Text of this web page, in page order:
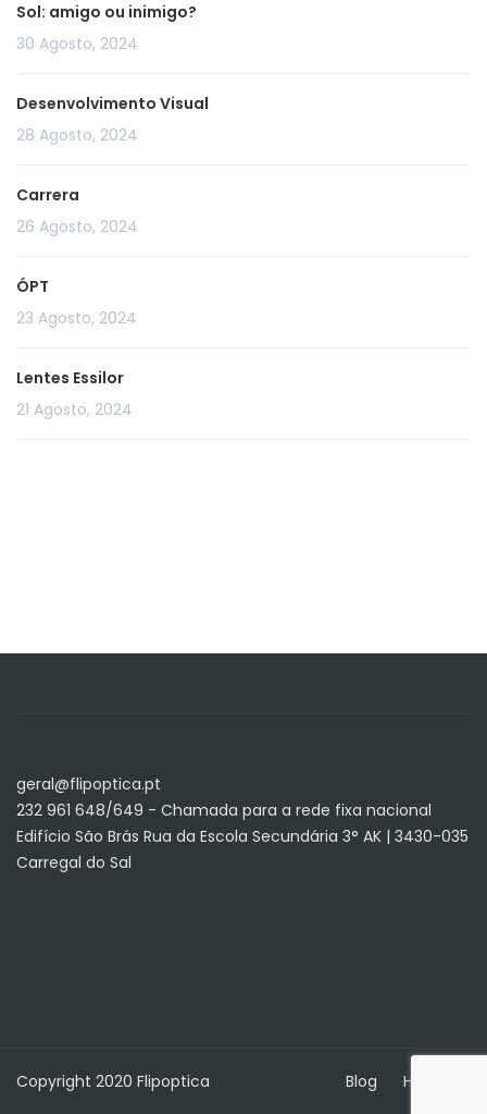
Sol: amigo ou inimigo?
30 Agosto, 2024
Desenvolvimento Visual
28 Agosto, 2024
Carrera
26 Agosto, 2024
ÓPT
23 Agosto, 2024
Lentes Essilor
21 Agosto, 2024
geral@flipoptica.pt
232 961 648/649 - Chamada para a rede fixa nacional
Edifício São Brás Rua da Escola Secundária 3° AK | 3430-035
Carregal do Sal
Copyright 2020 Flipoptica Blog Home